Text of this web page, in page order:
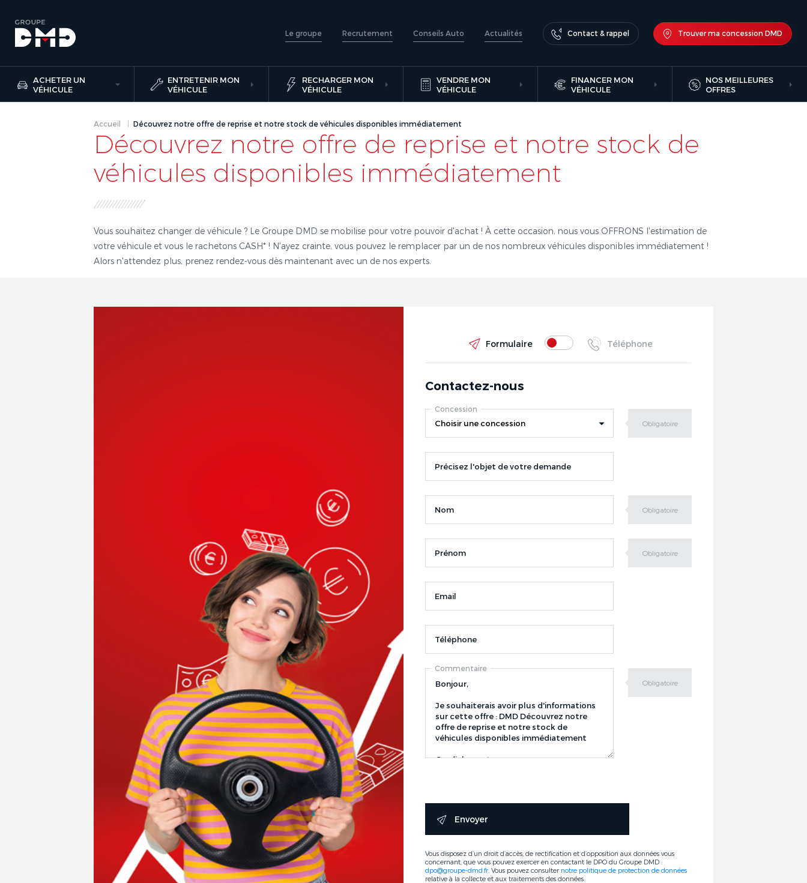
Le groupe Recrutement Conseils Auto Actualités Contact & rappel Trouver ma concession DMD
ACHETER UN
VÉHICULE
ENTRETENIR MON
VÉHICULE
RECHARGER MON
VÉHICULE
VENDRE MON
VÉHICULE
FINANCER MON
VÉHICULE
NOS MEILLEURES
OFFRES
Accueil Découvrez notre offre de reprise et notre stock de véhicules disponibles immédiatement
Découvrez notre offre de reprise et notre stock de
véhicules disponibles immédiatement
Vous souhaitez changer de véhicule ? Le Groupe DMD se mobilise pour votre pouvoir d'achat ! À cette occasion, nous vous OFFRONS l'estimation de
votre véhicule et vous le rachetons CASH* ! N'ayez crainte, vous pouvez le remplacer par un de nos nombreux véhicules disponibles immédiatement !
Alors n'attendez plus, prenez rendez-vous dès maintenant avec un de nos experts.
Formulaire Téléphone
Contactez-nous
Concession
Précisez l'objet de votre demande
Nom
Prénom
Email
Téléphone
Commentaire
Envoyer
Vous disposez d’un droit d’accès, de rectification et d’opposition aux données vous
concernant, que vous pouvez exercer en contactant le DPO du Groupe DMD :
dpo@groupe-dmd.fr . Vous pouvez consulter notre politique de protection de données
relative à la collecte et aux traitements des données.